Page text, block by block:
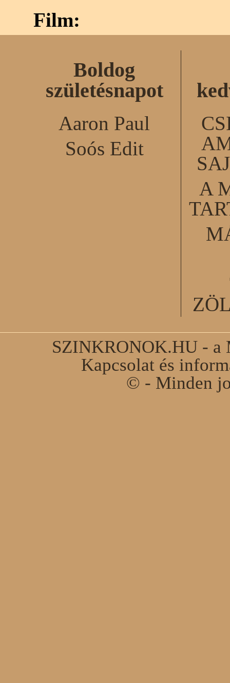
Film:
Boldog
születésnapot
Aaron Paul
Soós Edit
A
SZINKRONOK.HU - a
Kapcsolat és
© - Minden